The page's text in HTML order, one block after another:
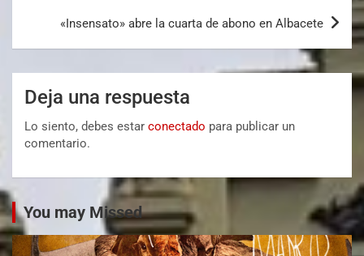
«Insensato» abre la cuarta de abono en Albacete
Deja una respuesta
Lo siento, debes estar conectado para publicar un
comentario.
You may Missed